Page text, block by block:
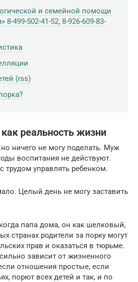
и семейной помощи
8-499-502-41-52, 8-926-609-83-
(rss)
реальность жизни
ничего не могу поделать. Муж
воспитания не действуют.
трудом управлять ребенком.
Целый день не могу заставить
папа дома, он как шелковый,
странах родители за порку могут
прав и оказаться в тюрьме.
зависит от жизненного
отношения простые, если
порют всех детей и так, и по